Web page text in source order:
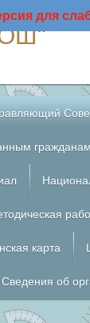
для
карта
Сведения об